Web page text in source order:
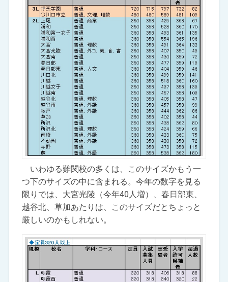
いわゆる難関校の多くは、このサイズかもう一
つ下のサイズの中に含まれる。今年の数字を見る
限りでは、大宮光陵（今年40人増）、春日部東、
越谷北、草加あたりは、このサイズだとちょっと
厳しいのかもしれない。